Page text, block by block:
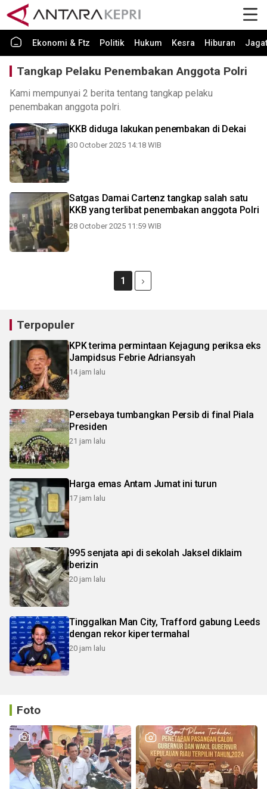
Ekonomi & Ftz Politik Hukum Kesra Hiburan Jagat
Tangkap Pelaku Penembakan Anggota Polri
Kami mempunyai 2 berita tentang tangkap pelaku
penembakan anggota polri.
KKB diduga lakukan penembakan di Dekai
30 October 2025 14:18 WIB
Satgas Damai Cartenz tangkap salah satu
KKB yang terlibat penembakan anggota Polri
28 October 2025 11:59 WIB
1
Terpopuler
KPK terima permintaan Kejagung periksa eks
Jampidsus Febrie Adriansyah
14 jam lalu
Persebaya tumbangkan Persib di final Piala
Presiden
21 jam lalu
Harga emas Antam Jumat ini turun
17 jam lalu
995 senjata api di sekolah Jaksel diklaim
berizin
20 jam lalu
Tinggalkan Man City, Trafford gabung Leeds
dengan rekor kiper termahal
20 jam lalu
Foto